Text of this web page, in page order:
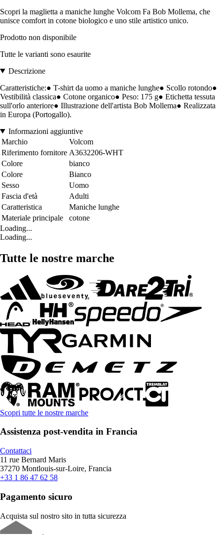
Scopri la maglietta a maniche lunghe Volcom Fa Bob Mollema, che
unisce comfort in cotone biologico e uno stile artistico unico.
Prodotto non disponibile
Tutte le varianti sono esaurite
Descrizione
Caratteristiche:● T-shirt da uomo a maniche lunghe● Scollo rotondo●
Vestibilità classica● Cotone organico● Peso: 175 g● Etichetta tessuta
sull'orlo anteriore● Illustrazione dell'artista Bob Mollema● Realizzata
in Europa (Portogallo).
Informazioni aggiuntive
Marchio
Volcom
Riferimento fornitore A3632206-WHT
Colore
bianco
Colore
Bianco
Sesso
Uomo
Fascia d'età
Adulti
Caratteristica
Maniche lunghe
Materiale principale
cotone
Loading...
Loading...
Tutte le nostre marche
Scopri tutte le nostre marche
Assistenza post-vendita in Francia
Contattaci
11 rue Bernard Maris
37270 Montlouis-sur-Loire, Francia
+33 1 86 47 62 58
Pagamento sicuro
Acquista sul nostro sito in tutta sicurezza